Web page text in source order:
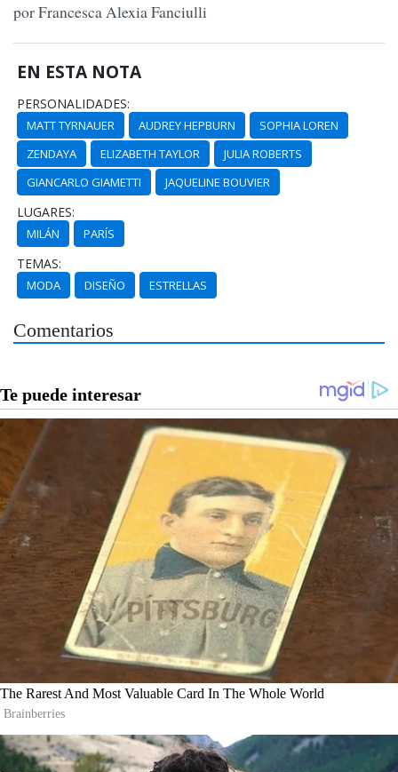
por Francesca Alexia Fanciulli
EN ESTA NOTA
PERSONALIDADES:
MATT TYRNAUER AUDREY HEPBURN
SOPHIA LOREN
ZENDAYA
ELIZABETH TAYLOR
JULIA ROBERTS
GIANCARLO GIAMETTI
JAQUELINE BOUVIER
LUGARES:
MILÁN PARÍS
TEMAS:
MODA DISEÑO ESTRELLAS
Comentarios